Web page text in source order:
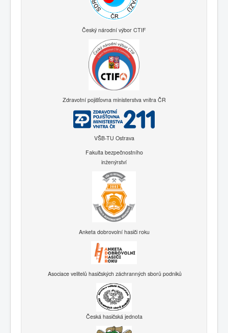
Český národní výbor CTIF
Zdravotní pojišťovna ministerstva vnitra ČR
VŠB-TU Ostrava
Fakulta bezpečnostního
inženýrství
Anketa dobrovolní hasiči roku
Asociace velitelů hasičských záchranných sborů podniků
Česká hasičská jednota